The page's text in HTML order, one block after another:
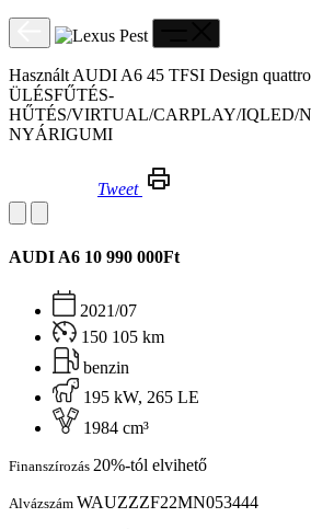
Használt AUDI A6 45 TFSI Design
ÜLÉSFŰTÉS-
HŰTÉS/VIRTUAL/CARPLAY/IQLED/
NYÁRIGUMI
Tweet
AUDI A6 10 990 000Ft
2021/07
150 105 km
benzin
195 kW, 265 LE
1984 cm³
Finanszírozás 20%-tól elvihető
Alvázszám WAUZZZF22MN053444